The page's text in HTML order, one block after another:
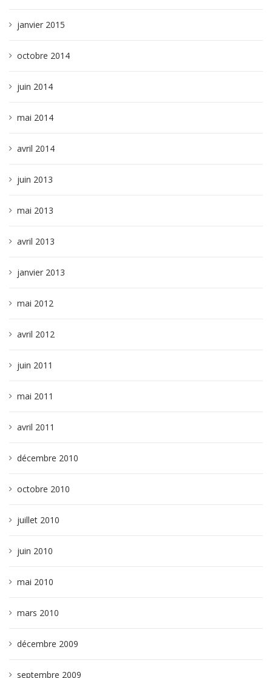
janvier 2015
octobre 2014
juin 2014
mai 2014
avril 2014
juin 2013
mai 2013
avril 2013
janvier 2013
mai 2012
avril 2012
juin 2011
mai 2011
avril 2011
décembre 2010
octobre 2010
juillet 2010
juin 2010
mai 2010
mars 2010
décembre 2009
septembre 2009